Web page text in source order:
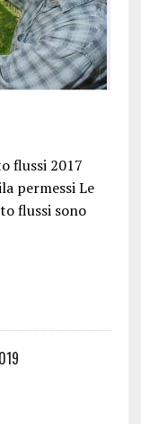
flussi 2017
permessi Le
flussi sono